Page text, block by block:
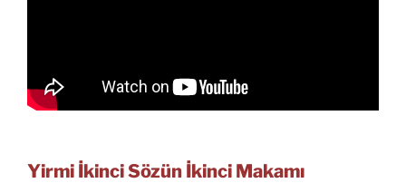
Yirmi İkinci Sözün İkinci Makamı